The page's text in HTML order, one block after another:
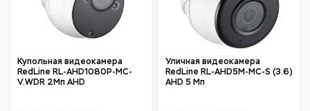
Купольная видеокамера
RedLine RL-AHD1080P-MC-
V.WDR 2Мп AHD
Уличная видеокамера
RedLine RL-AHD5M-MC-S (3.6)
AHD 5 Мп